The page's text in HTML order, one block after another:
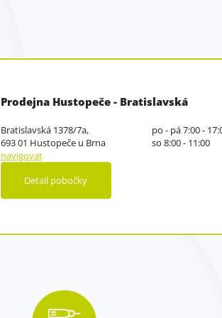
Prodejna Hustopeče - Bratislavská
Bratislavská 1378/7a,
693 01 Hustopeče u Brna
po - pá 7:00 -
so 8:00 - 11:00
navigovat
Detail pobočky